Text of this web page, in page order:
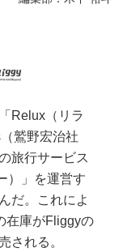
Relux（リラ
鷲野宏治社
旅行サービス
）」を運営す
だ。これによ
在庫がFliggyの
される。